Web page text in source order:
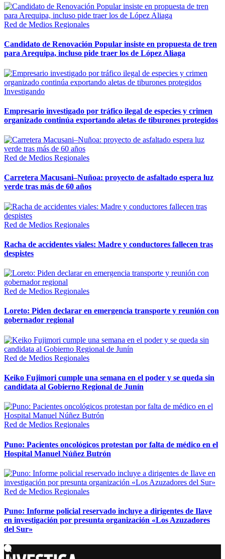
Red de Medios Regionales
Candidato de Renovación Popular insiste en propuesta de tren
para Arequipa, incluso pide traer los de López Aliaga
Investigando
Empresario investigado por tráfico ilegal de especies y crimen
organizado continúa exportando aletas de tiburones protegidos
Red de Medios Regionales
Carretera Macusani–Nuñoa: proyecto de asfaltado espera luz
verde tras más de 60 años
Red de Medios Regionales
Racha de accidentes viales: Madre y conductores fallecen tras
despistes
Red de Medios Regionales
Loreto: Piden declarar en emergencia transporte y reunión con
gobernador regional
Red de Medios Regionales
Keiko Fujimori cumple una semana en el poder y se queda sin
candidata al Gobierno Regional de Junín
Red de Medios Regionales
Puno: Pacientes oncológicos protestan por falta de médico en el
Hospital Manuel Núñez Butrón
Red de Medios Regionales
Puno: Informe policial reservado incluye a dirigentes de Ilave
en investigación por presunta organización «Los Azuzadores
del Sur»